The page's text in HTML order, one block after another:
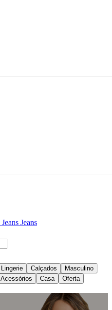
Jeans Jeans
Lingerie Calçados
Masculino
Acessórios Casa Oferta